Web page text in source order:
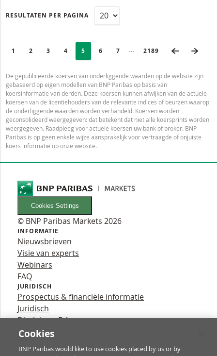
RESULTATEN PER PAGINA
PAGE
1 PAGINA
2 PAGINA
3 PAGINA
4 Selected:
PAGINA
5 PAGINA
6 PAGINA
7 Ingeklapte pagina’s
LAATSTE PAGINA
2189 VORIGE
De gepubliceerde koersen van onderliggende waarden op de website zijn
gebaseerd op eigen modellen van BNP Paribas op basis van
koersinformatie van derden. Deze koersen kunnen afwijken van de actuele
koersen van de licentiehouders van de relevante indices of beurzen waarop
de onderliggende waarden worden verhandeld. Koersen worden
geconsolideerd weergegeven: dat betekent dat niet alle koersprints worden
weergegeven. Raadpleeg voor actuele koersen uw bank of broker. BNP
Paribas is op geen enkele wijze aansprakelijk voor vertraagde of onjuiste
koers informatie op onze website.
Cookies Settings
© BNP Paribas Markets 2026
INFORMATIE
Nieuwsbrieven
Visie van experts
Webinars
FAQ
JURIDISCH
Prospectus & financiële informatie
Juridisch
Disclaimer B.A.
Privacy
YouTube
Cookies
BNP Paribas would like to use cookies placed by us or by